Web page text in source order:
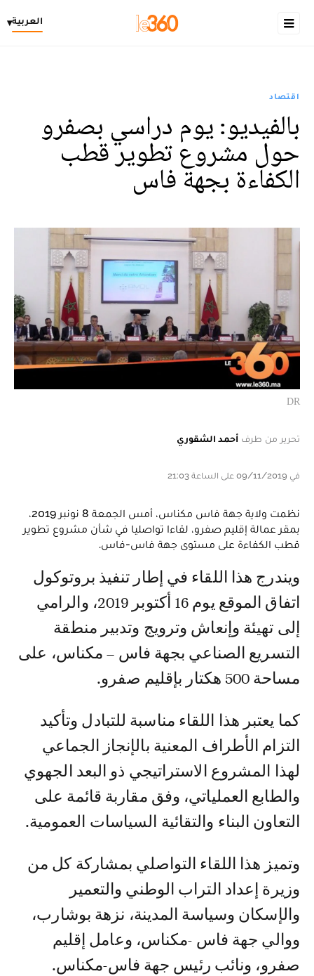
العربية▾
اقتصاد
بالفيديو: يوم دراسي بصفرو
حول مشروع تطوير قطب
الكفاءة بجهة فاس
DR
تحرير من طرف أحمد الشقوري
في 09/11/2019 على الساعة 21:03
نظمت ولاية جهة فاس مكناس، أمس الجمعة 8 نونبر 2019،
بمقر عمالة إقليم صفرو، لقاءا تواصليا في شأن مشروع تطوير
قطب الكفاءة على مستوى جهة فاس-فاس.
ويندرج هذا اللقاء في إطار تنفيذ بروتوكول
اتفاق الموقع يوم 16 أكتوبر 2019، والرامي
إلى تهيئة وإنعاش وترويج وتدبير منطقة
التسريع الصناعي بجهة فاس – مكناس، على
مساحة 500 هكتار بإقليم صفرو.
كما يعتبر هذا اللقاء مناسبة للتبادل وتأكيد
التزام الأطراف المعنية بالإنجاز الجماعي
لهذا المشروع الاستراتيجي ذو البعد الجهوي
والطابع العملياتي، وفق مقاربة قائمة على
التعاون البناء والتقائية السياسات العمومية.
وتميز هذا اللقاء التواصلي بمشاركة كل من
وزيرة إعداد التراب الوطني والتعمير
والإسكان وسياسة المدينة، نزهة بوشارب،
ووالي جهة فاس -مكناس، وعامل إقليم
صفرو، ونائب رئيس جهة فاس-مكناس.